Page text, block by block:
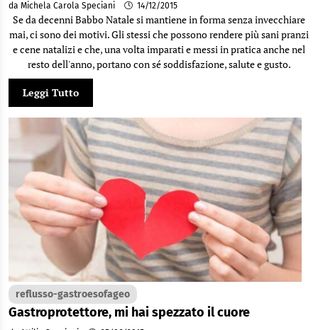
da Michela Carola Speciani 14/12/2015
Se da decenni Babbo Natale si mantiene in forma senza invecchiare
mai, ci sono dei motivi. Gli stessi che possono rendere più sani pranzi
e cene natalizi e che, una volta imparati e messi in pratica anche nel
resto dell'anno, portano con sé soddisfazione, salute e gusto.
Leggi Tutto
reflusso-gastroesofageo
Gastroprotettore, mi hai spezzato il cuore